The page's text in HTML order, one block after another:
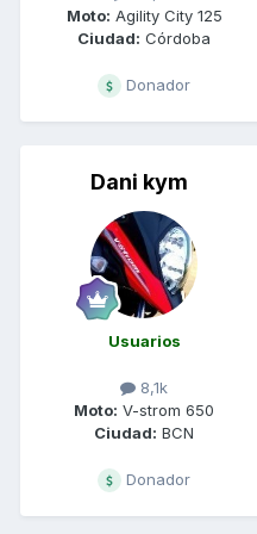
Moto: Agility City 125
Ciudad: Córdoba
Donador
Dani kym
Usuarios
8,1k
Moto: V-strom 650
Ciudad: BCN
Donador